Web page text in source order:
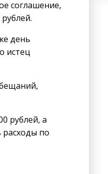
соглашение,
день
истец
рублей, а
по